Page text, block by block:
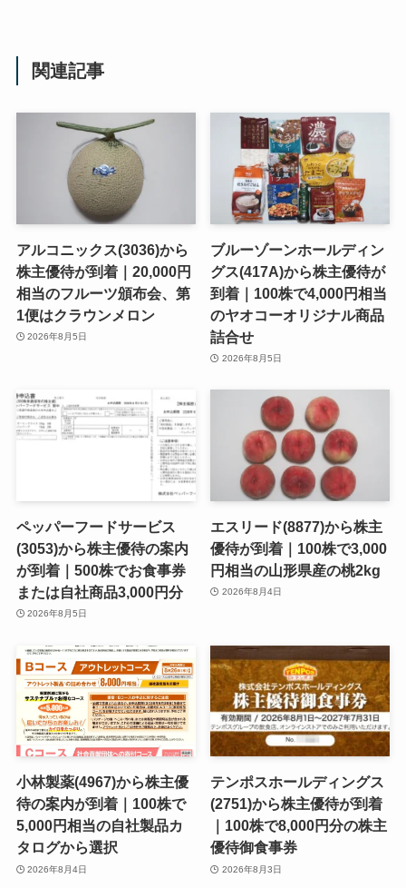
関連記事
アルコニックス(3036)から
株主優待が到着｜20,000円
相当のフルーツ頒布会、第
1便はクラウンメロン
2026年8月5日
ブルーゾーンホールディン
グス(417A)から株主優待が
到着｜100株で4,000円相当
のヤオコーオリジナル商品
詰合せ
2026年8月5日
ペッパーフードサービス
(3053)から株主優待の案内
が到着｜500株でお食事券
または自社商品3,000円分
2026年8月5日
エスリード(8877)から株主
優待が到着｜100株で3,000
円相当の山形県産の桃2kg
2026年8月4日
小林製薬(4967)から株主優
待の案内が到着｜100株で
5,000円相当の自社製品カ
タログから選択
2026年8月4日
テンポスホールディングス
(2751)から株主優待が到着
｜100株で8,000円分の株主
優待御食事券
2026年8月3日